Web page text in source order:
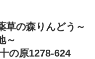
の森りんどう～
～
原1278-624